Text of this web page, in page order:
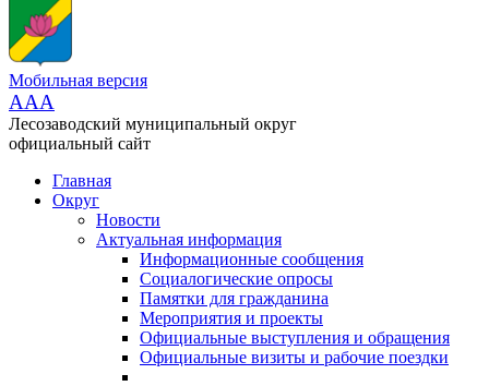
Мобильная версия
AAA
Лесозаводский муниципальный округ
официальный сайт
Главная
Округ
Новости
Актуальная информация
Информационные сообщения
Социалогические опросы
Памятки для гражданина
Мероприятия и проекты
Официальные выступления и обращения
Официальные визиты и рабочие поездки